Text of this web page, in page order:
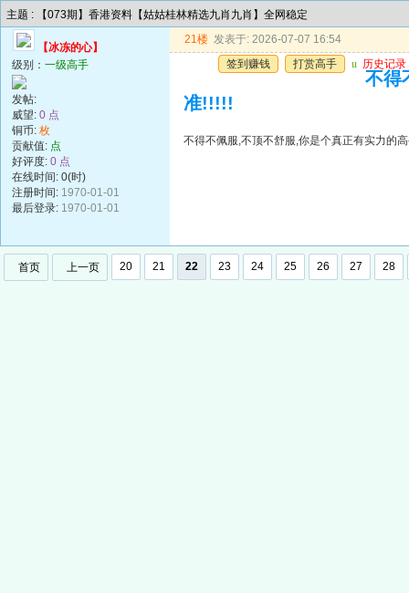
主题 : 【073期】香港资料【姑姑桂林精选九肖九肖】全网稳定
【冰冻的心】
级别： 一级高手
发帖:
威望: 0 点
铜币: 枚
贡献值: 点
好评度: 0 点
在线时间: 0(时)
注册时间: 1970-01-01
最后登录: 1970-01-01
21楼 发表于: 2026-07-07 16:54
签到赚钱
打赏高手 u 历史记录
不得
准!!!!!
不得不佩服,不顶不舒服,你是个真正有实力的
首页 上一页 20 21 22 23 24 25 26 27 28